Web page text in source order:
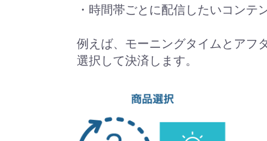
・時間帯ごとに配信したいコンテ
例えば、モーニングタイムとアフ
選択して決済します。